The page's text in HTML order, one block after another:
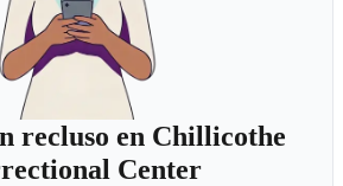
recluso en Chillicothe
Center